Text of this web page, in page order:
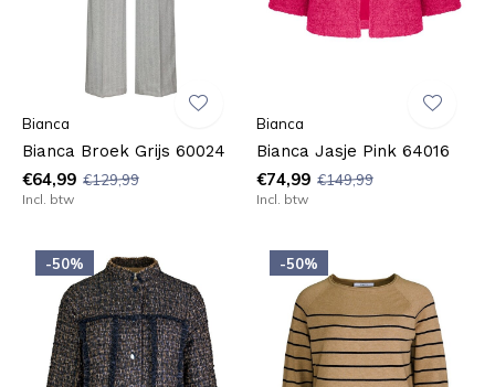
Bianca
Bianca Broek Grijs 60024
€64,99 €129,99
Incl. btw
Bianca
Bianca Jasje Pink 64016
€74,99 €149,99
Incl. btw
-50% -50%